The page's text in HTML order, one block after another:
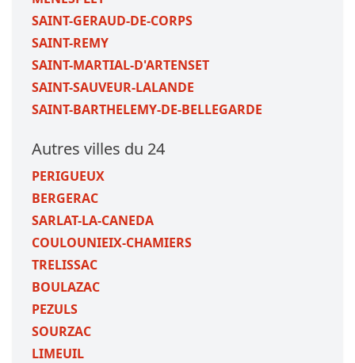
SAINT-GERAUD-DE-CORPS
SAINT-REMY
SAINT-MARTIAL-D'ARTENSET
SAINT-SAUVEUR-LALANDE
SAINT-BARTHELEMY-DE-BELLEGARDE
Autres villes du 24
PERIGUEUX
BERGERAC
SARLAT-LA-CANEDA
COULOUNIEIX-CHAMIERS
TRELISSAC
BOULAZAC
PEZULS
SOURZAC
LIMEUIL